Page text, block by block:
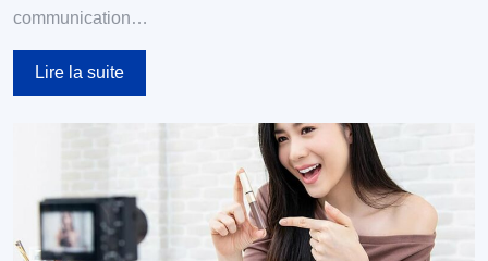
communication…
Lire la suite